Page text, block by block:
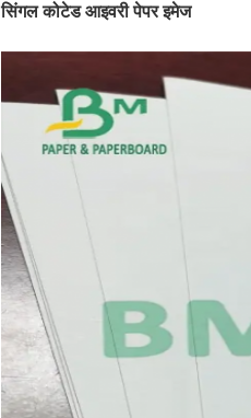
सिंगल कोटेड आइवरी पेपर इमेज